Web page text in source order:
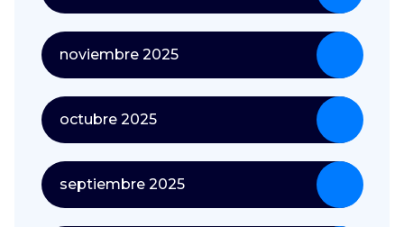
noviembre 2025
octubre 2025
septiembre 2025